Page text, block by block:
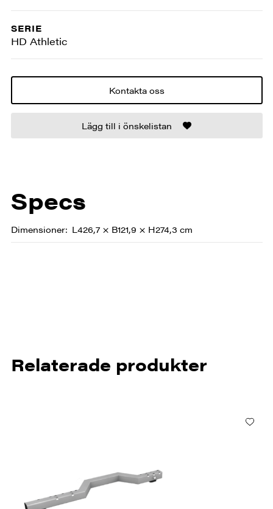
SERIE
HD Athletic
Kontakta oss
Lägg till i önskelistan
Specs
Dimensioner L426,7 × B121,9 × H274,3 cm
Relaterade produkter